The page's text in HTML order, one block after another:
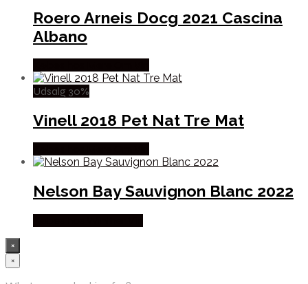
Roero Arneis Docg 2021 Cascina
Albano
Udsalg 30%
Vinell 2018 Pet Nat Tre Mat
Nelson Bay Sauvignon Blanc 2022
×
×